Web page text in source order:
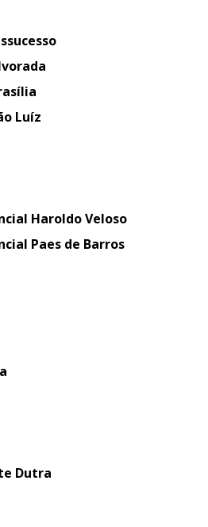
Luíz
Haroldo Veloso
Paes de Barros
Dutra